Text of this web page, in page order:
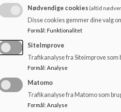
fra pressen er velkomne.
Mads Albertsen
22 41 71
Nødvendige cookies(altid
Disse cookies gemmer dine valg
Formål : Funktionalitet
SiteImprove
Trafikanalyse fra Siteimprove som
Formål : Analyse
Matomo
Trafikanalyse fra Matomo som
Formål: Analyse